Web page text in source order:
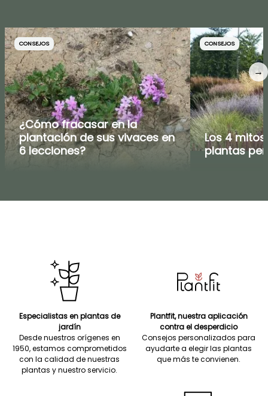
CONSEJOS
¿Cómo fracasar en la
plantación de sus vivaces en
6 lecciones?
CONSEJOS
Los 4
plantas
→
Especialistas en plantas de
jardín
Desde nuestros orígenes en
1950, estamos comprometidos
con la calidad de nuestras
plantas y nuestro servicio.
Plantfit, nuestra aplicación
contra el desperdicio
Consejos personalizados para
ayudarte a elegir las plantas
que más te convienen.